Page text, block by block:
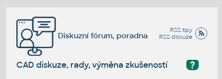
RSS tipy
RSS diskuze
Diskuzní fórum, poradna
?
CAD diskuze, rady, výměna zkušeností